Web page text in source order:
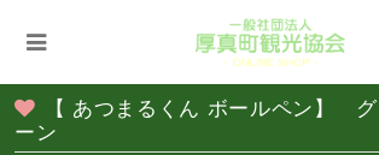
【 あつまるくん ボールペン】
ーン